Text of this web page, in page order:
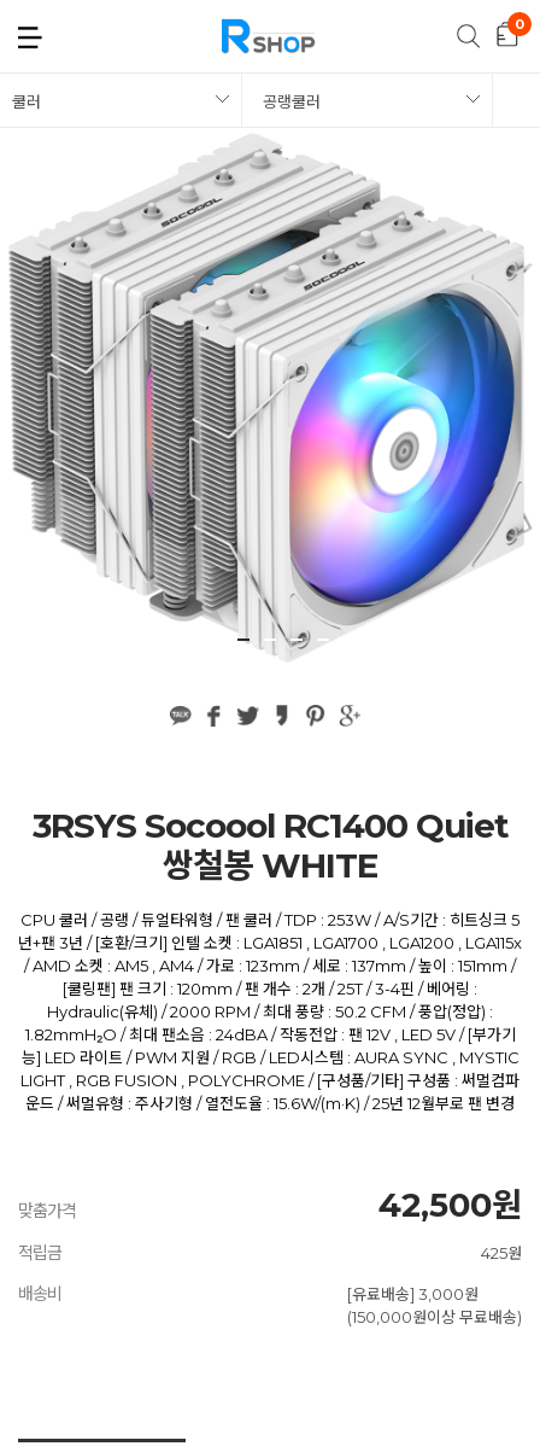
쿨러 공랭쿨러
3RSYS Socoool RC1400 Quiet
쌍철봉 WHITE
CPU 쿨러 / 공랭 / 듀얼타워형 / 팬 쿨러 / TDP : 253W / A/S기간 : 히트싱크 5
년+팬 3년 / [호환/크기] 인텔 소켓 : LGA1851 , LGA1700 , LGA1200 , LGA115x
/ AMD 소켓 : AM5 , AM4 / 가로 : 123mm / 세로 : 137mm / 높이 : 151mm /
[쿨링팬] 팬 크기 : 120mm / 팬 개수 : 2개 / 25T / 3-4핀 / 베어링 :
Hydraulic(유체) / 2000 RPM / 최대 풍량 : 50.2 CFM / 풍압(정압) :
1.82mmH₂O / 최대 팬소음 : 24dBA / 작동전압 : 팬 12V , LED 5V / [부가기
능] LED 라이트 / PWM 지원 / RGB / LED시스템 : AURA SYNC , MYSTIC
LIGHT , RGB FUSION , POLYCHROME / [구성품/기타] 구성품 : 써멀컴파
운드 / 써멀유형 : 주사기형 / 열전도율 : 15.6W/(m·K) / 25년 12월부로 팬 변경
맞춤가격 42,500원
적립금 425원
배송비
[유료배송] 3,000원
(150,000원이상 무료배송)